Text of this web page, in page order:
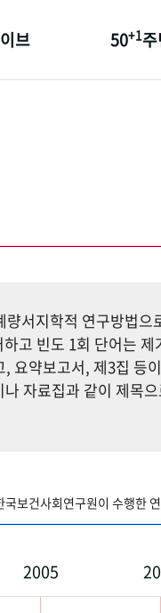
브 50+1
서지학적 연구방법으
고 빈도 1회 단어는
약보고서, 제3집 등
자료집과 같이 제목
국보건사회연구원이 수행한
2005